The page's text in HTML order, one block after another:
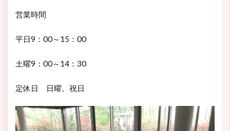
営業時間
平日9：00～15：00
土曜9：00～14：30
定休日 日曜、祝日